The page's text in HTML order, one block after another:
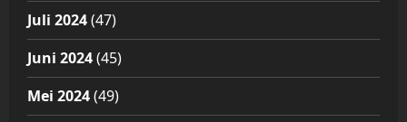
Juli 2024(47)
Juni 2024(45)
Mei 2024(49)